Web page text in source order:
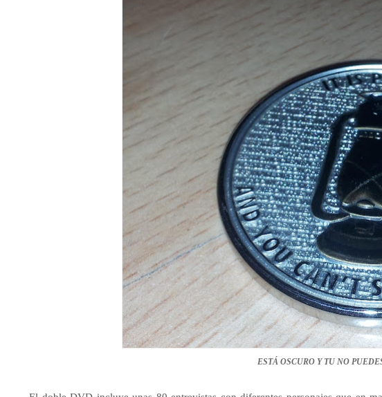
ESTÁ OSCURO Y TU NO